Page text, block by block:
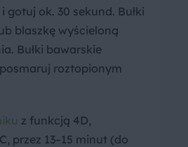
gotuj ok. 30 sekund. Bułki
blaszkę wyścieloną
Bułki bawarskie
roztopionym
z funkcją 4D,
przez 13–15 minut (do